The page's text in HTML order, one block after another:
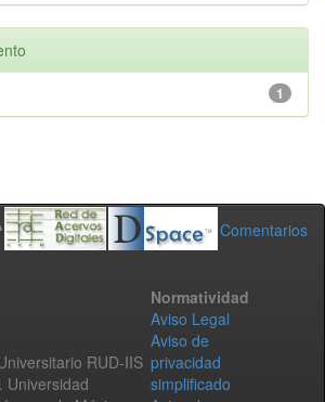
1
Comentarios
RUD-IIS
Universidad
Normatividad
Aviso Legal
Aviso de
privacidad
simplificado